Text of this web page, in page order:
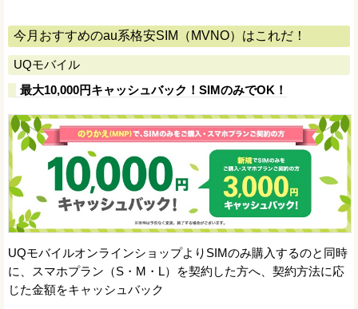
今月おすすめのau系格安SIM（MVNO）はこれだ！
UQモバイル
最大10,000円キャッシュバック！SIMのみでOK！
UQモバイルオンラインショップよりSIMのみ購入するのと同時
に、スマホプラン（S・M・L）を契約した方へ、契約方法に応
じた金額をキャッシュバック